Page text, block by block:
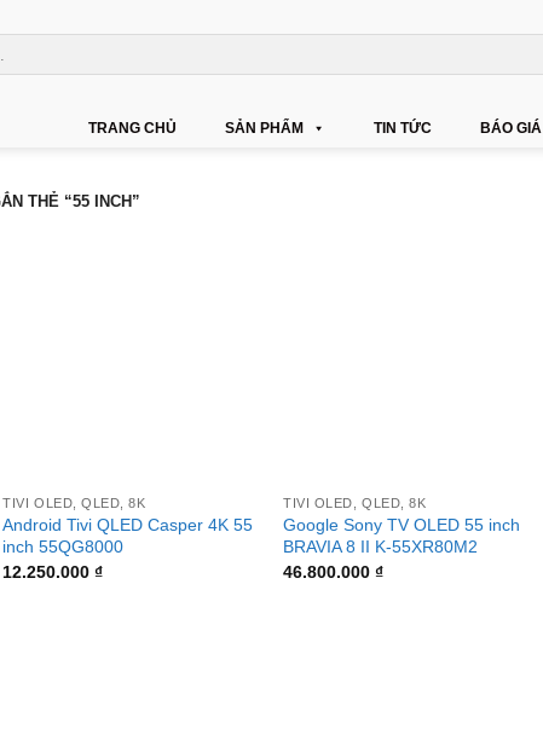
TRANG CHỦ SẢN PHẨM TIN TỨC BÁO GIÁ
THẺ “55 INCH”
TIVI OLED, QLED, 8K
Android Tivi QLED Casper 4K 55
inch 55QG8000
12.250.000₫
TIVI OLED, QLED, 8K
Google Sony TV OLED 55 inch
BRAVIA 8 II K-55XR80M2
46.800.000₫